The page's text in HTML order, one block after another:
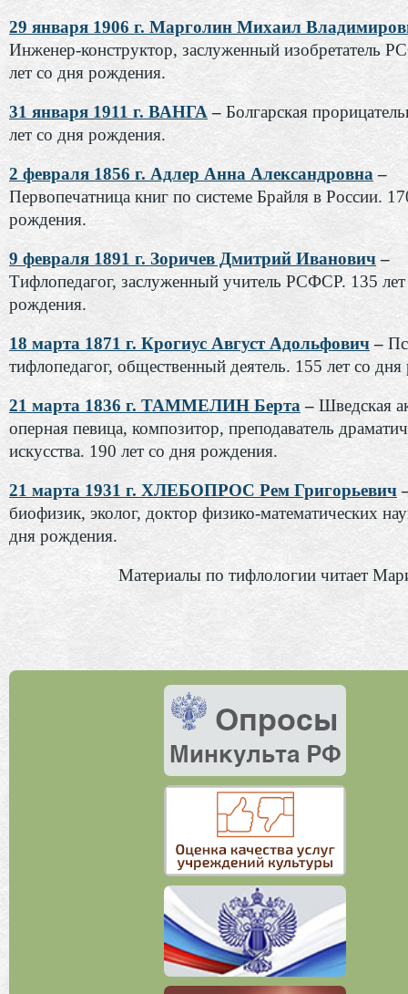
29 января 1906 г. Марголин Михаил
Инженер-конструктор, заслуженный изобретатель
лет со дня рождения.
31 января 1911 г. ВАНГА – Болгарская
лет со дня рождения.
2 февраля 1856 г. Адлер Анна Александровна –
Первопечатница книг по системе Брайля в России.
рождения.
9 февраля 1891 г. Зоричев Дмитрий Иванович–
Тифлопедагог, заслуженный учитель РСФСР. 135
рождения.
18 марта 1871 г. Крогиус Август Адольфович–
тифлопедагог, общественный деятель. 155 лет со
21 марта 1836 г. ТАММЕЛИН Берта – Шведская
оперная певица, композитор, преподаватель
искусства. 190 лет со дня рождения.
21 марта 1931 г. ХЛЕБОПРОС Рем Григорьевич
биофизик, эколог, доктор физико-математических
дня рождения.
Материалы по тифлологии читает